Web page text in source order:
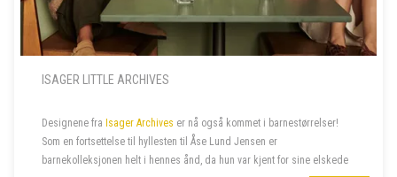
ISAGER LITTLE ARCHIVES
Designene fra Isager Archives er nå også kommet i barnestørrelser!
Som en fortsettelse til hyllesten til Åse Lund Jensen er
barnekolleksjonen helt i hennes ånd, da hun var kjent for sine elskede